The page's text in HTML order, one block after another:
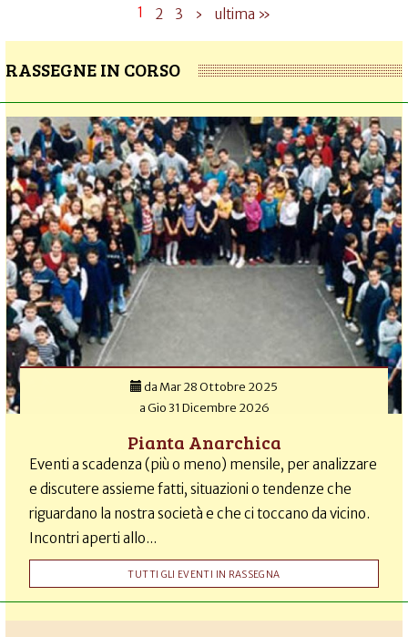
1 2 3 › ultima »
RASSEGNE IN CORSO
da Mar 28 Ottobre 2025
aGio 31 Dicembre 2026
Pianta Anarchica
Eventi a scadenza (più o meno) mensile, per analizzare
e discutere assieme fatti, situazioni o tendenze che
riguardano la nostra società e che ci toccano da vicino.
Incontri aperti allo...
TUTTI GLI EVENTI IN RASSEGNA